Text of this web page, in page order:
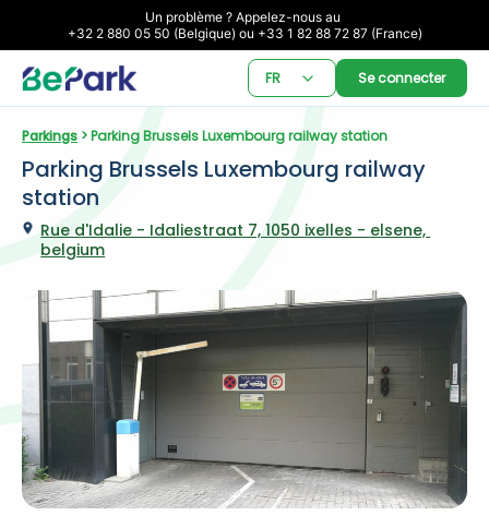
Un problème ? Appelez-nous au
+32 2 880 05 50 (Belgique) ou +33 1 82 88 72 87 (France)
FR Se connecter
Parkings > Parking Brussels Luxembourg railway station
Parking Brussels Luxembourg railway
station
Rue d'Idalie - Idaliestraat 7, 1050 ixelles - elsene,
belgium